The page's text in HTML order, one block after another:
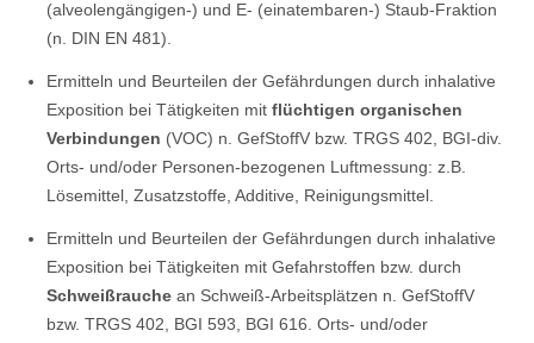
(alveolengängigen-) und E- (einatembaren-) Staub-Fraktion
(n. DIN EN 481).
Ermitteln und Beurteilen der Gefährdungen durch inhalative
Exposition bei Tätigkeiten mit flüchtigen organischen
Verbindungen (VOC) n. GefStoffV bzw. TRGS 402, BGI-div.
Orts- und/oder Personen-bezogenen Luftmessung: z.B.
Lösemittel, Zusatzstoffe, Additive, Reinigungsmittel.
Ermitteln und Beurteilen der Gefährdungen durch inhalative
Exposition bei Tätigkeiten mit Gefahrstoffen bzw. durch
Schweißrauchean Schweiß-Arbeitsplätzen n. GefStoffV
bzw. TRGS 402, BGI 593, BGI 616. Orts- und/oder